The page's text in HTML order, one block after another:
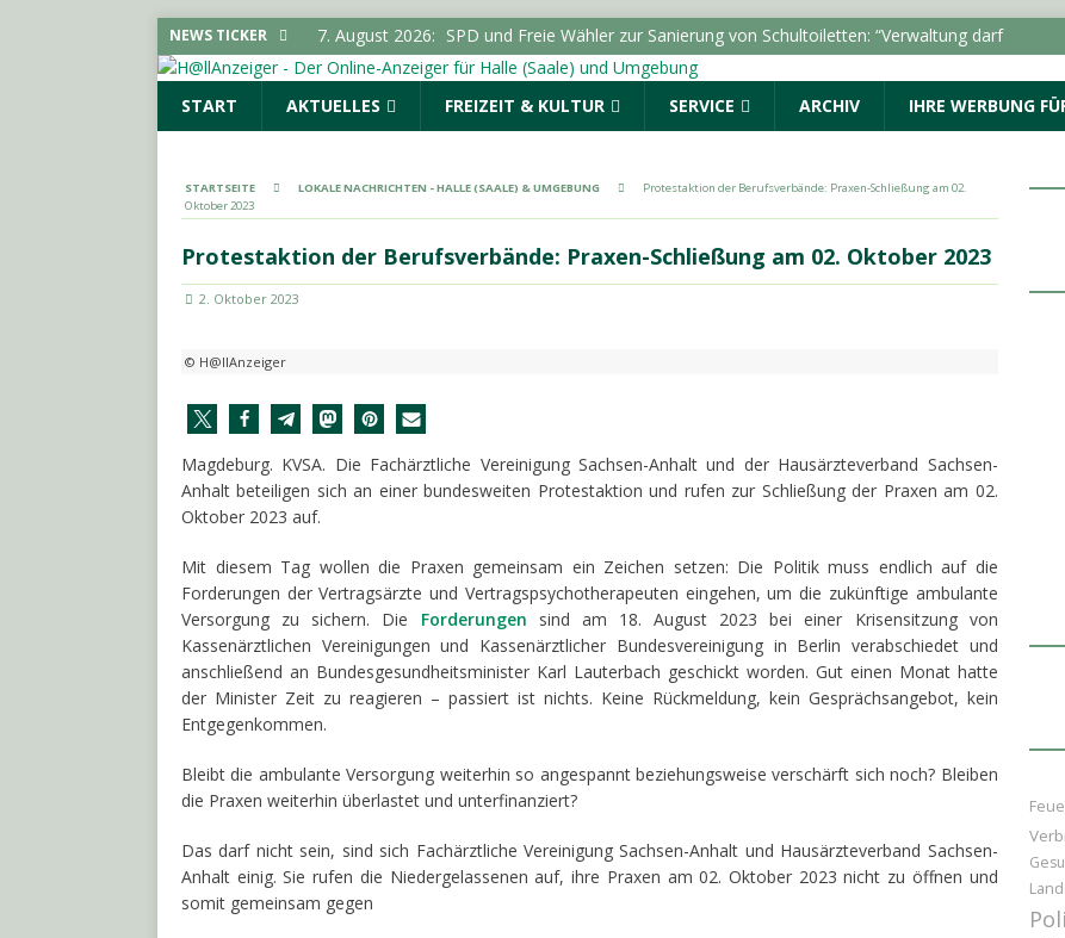
NEWS TICKER 7. August 2026: Pkw-Kontrolle führt zu Durchsuchung und Festnahmen
POLIZEIMELDUNGEN
7. August 2026:
Sonderausstellung “Die Schamanin” im Landesmuseum für
7. August 2026: Gelungener Auftakt: „Im Sommer nach 8“ begeistert den Marktplatz
LOKALE NACHRICHTEN - HALLE (SAALE) & UMGEBUNG
7. August 2026: 644 Euro pro Monat erhielten BAföG-Geförderte im Jahr 2025
UMGEBUNG
START AKTUELLES FREIZEIT & KULTUR SERVICE ARCHIV IHRE WERBUNG
STARTSEITE LOKALE NACHRICHTEN - HALLE (SAALE) & UMGEBUNG
Protestaktion der Berufsverbände: Praxen-Schließung am 02.
Oktober 2023
Protestaktion der Berufsverbände: Praxen-Schließung am 02. Oktober 2023
2. Oktober 2023
© H@llAnzeiger
Magdeburg. KVSA. Die Fachärztliche Vereinigung Sachsen-Anhalt und der Hausärzteverband Sachsen-
Anhalt beteiligen sich an einer bundesweiten Protestaktion und rufen zur Schließung der Praxen am 02.
Oktober 2023 auf.
Mit diesem Tag wollen die Praxen gemeinsam ein Zeichen setzen: Die Politik muss endlich auf die
Forderungen der Vertragsärzte und Vertragspsychotherapeuten eingehen, um die zukünftige ambulante
Versorgung zu sichern. Die Forderungen sind am 18. August 2023 bei einer Krisensitzung von
Kassenärztlichen Vereinigungen und Kassenärztlicher Bundesvereinigung in Berlin verabschiedet und
anschließend an Bundesgesundheitsminister Karl Lauterbach geschickt worden. Gut einen Monat hatte
der Minister Zeit zu reagieren – passiert ist nichts. Keine Rückmeldung, kein Gesprächsangebot, kein
Entgegenkommen.
Bleibt die ambulante Versorgung weiterhin so angespannt beziehungsweise verschärft sich noch? Bleiben
die Praxen weiterhin überlastet und unterfinanziert?
Das darf nicht sein, sind sich Fachärztliche Vereinigung Sachsen-Anhalt und Hausärzteverband Sachsen-
Anhalt einig. Sie rufen die Niedergelassenen auf, ihre Praxen am 02. Oktober 2023 nicht zu öffnen und
somit gemeinsam gegen